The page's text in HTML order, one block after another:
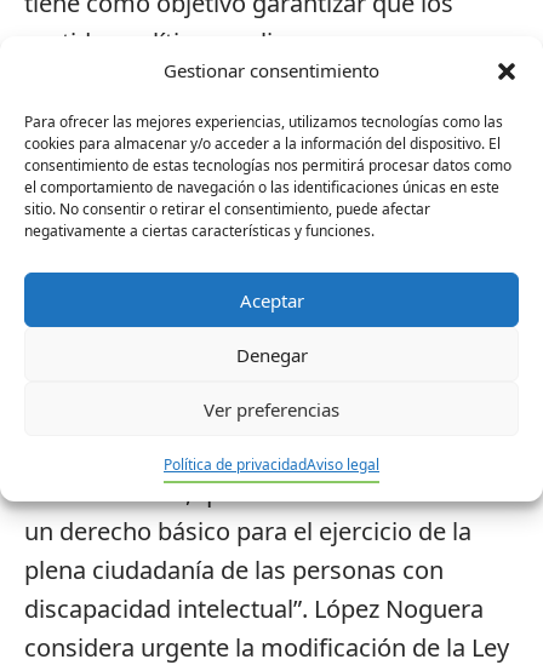
Gestionar consentimiento
Para ofrecer las mejores experiencias, utilizamos tecnologías como las
cookies para almacenar y/o acceder a la información del dispositivo. El
consentimiento de estas tecnologías nos permitirá procesar datos como
el comportamiento de navegación o las identificaciones únicas en este
sitio. No consentir o retirar el consentimiento, puede afectar
negativamente a ciertas características y funciones.
Aceptar
Denegar
Ver preferencias
Política de privacidadAviso legal
partidos políticos realicen sus programas
electorales en lectura fácil, informar de
manera accesible cómo es el proceso para
ir a votar y solicitar a los organismos
públicos que los colegios electorales sean
accesibles desde el punto de vista cognitivo,
para que las personas con discapacidad
intelectual vean garantizado su derecho.
Santiago López Noguera, Presidente de
Plena inclusión, manifiesta la profunda
frustración por esta sentencia del Tribunal
Constitucional, que “obstaculiza el acceso a
un derecho básico para el ejercicio de la
plena ciudadanía de las personas con
discapacidad intelectual”. López Noguera
considera urgente la modificación de la Ley